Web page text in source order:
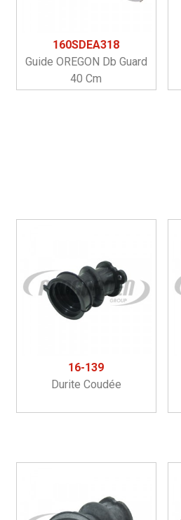
160SDEA318
Guide OREGON Db Guard
40 Cm
16-139
Durite Coudée